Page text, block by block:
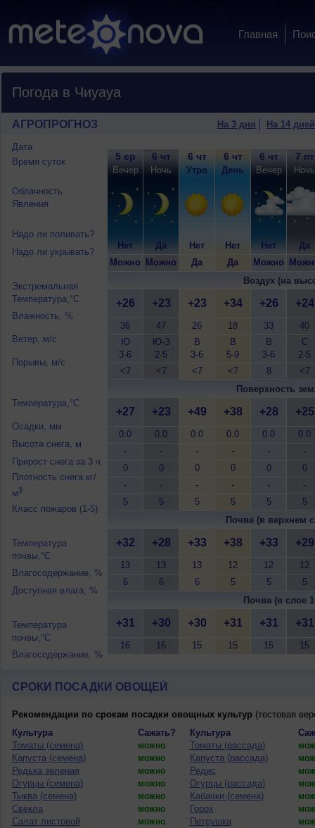
Главная
Погода в Чиуауа
АГРОПРОГНОЗ На 3 дня На 14 дней
Дата
Время суток
Облачность
Явления
Надо ли поливать?
Надо ли укрывать?
Экстремальная
Температура,°C
Влажность, %
Ветер, м/с
Порывы, м/с
Температура,°C
Осадки, мм
Высота снега, м
Прирост снега за 3 ч.
Плотность снега кг/
м3
Класс пожаров (1-5)
Температура
почвы,°C
Влагосодержание, %
Доступная влага, %
Температура
почвы,°C
Влагосодержание, %
5 ср
Вечер
Нет
Можно
6 чт
Ночь
Да
Можно
6 чт
Утро
Нет
Да
6 чт
День
Нет
Да
6 чт
Вечер
Нет
Можно
7 пт
Ночь
Да
Воздух (на
+26
36
Ю
3-6
<7
+23
47
Ю-З
2-5
<7
+23
26
В
3-6
<7
+34
18
В
5-9
<7
+26
33
В
3-6
8
+24
40
С
2-5
<7
Поверхность
+27
0.0
-
0
-
5
+23
0.0
-
0
-
5
+49
0.0
-
0
-
5
+38
0.0
-
0
-
5
+28
0.0
-
0
-
5
+25
0.0
-
0
-
5
Почва (в верхнем
+32
13
6
+28
13
6
+33
13
6
+38
12
5
+33
12
5
+29
12
5
Почва (в слое
+31
16
+30
16
+30
15
+31
15
+31
15
+31
15
СРОКИ ПОСАДКИ ОВОЩЕЙ
Рекомендации по срокам посадки овощных культур(тестовая
Культура
Сажать? Культура
Томаты (семена)
можно Томаты (рассада)
Капуста (семена) можно Капуста (рассада)
Редька зеленая можно Редис
Огурцы (семена) можно Огурцы (рассада)
Тыква (семена) можно Кабачки (семена)
Свекла можно Горох
Салат листовой можно Петрушка